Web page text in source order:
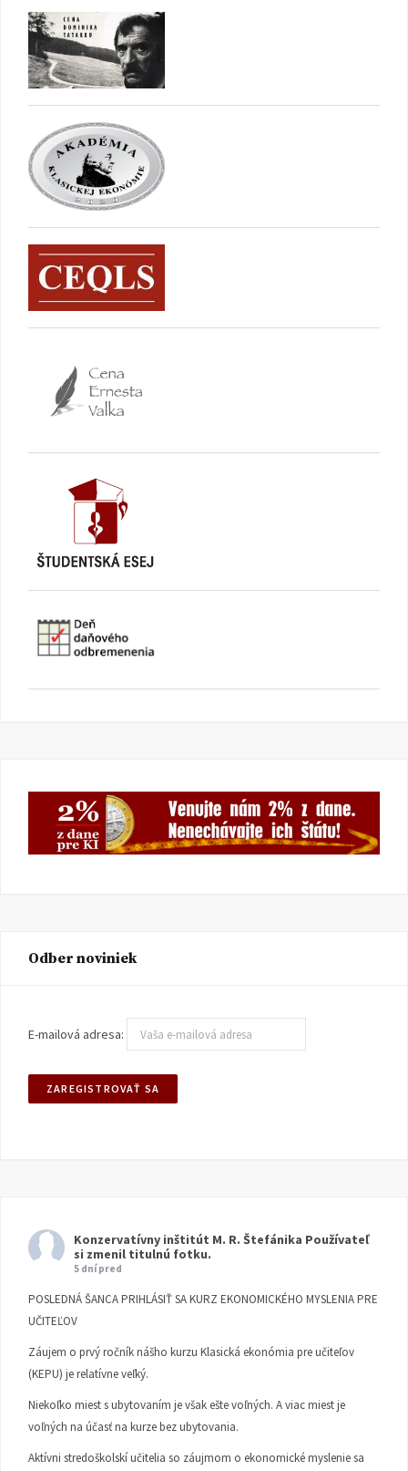
Odber noviniek
E-mailová adresa:
Konzervatívny inštitút M. R. Štefánika Používateľ
si zmenil titulnú fotku.
5 dní pred
POSLEDNÁ ŠANCA PRIHLÁSIŤ SA KURZ EKONOMICKÉHO MYSLENIA PRE
UČITEĽOV
Záujem o prvý ročník nášho kurzu Klasická ekonómia pre učiteľov
(KEPU) je relatívne veľký.
Niekoľko miest s ubytovaním je však ešte voľných. A viac miest je
voľných na účasť na kurze bez ubytovania.
Aktívni stredoškolskí učitelia so záujmom o ekonomické myslenie sa